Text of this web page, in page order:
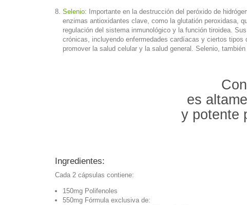
Selenio: Importante en la destrucción del peróxido de
enzimas antioxidantes clave, como la glutatión peroxidasa,
regulación del sistema inmunológico y la función tiroidea.
crónicas, incluyendo enfermedades cardíacas y ciertos tipos
promover la salud celular y la salud general. Selenio,
es
y potente
Ingredientes:
Cada 2 cápsulas contiene:
150mg Polifenoles
550mg Fórmula exclusiva de: